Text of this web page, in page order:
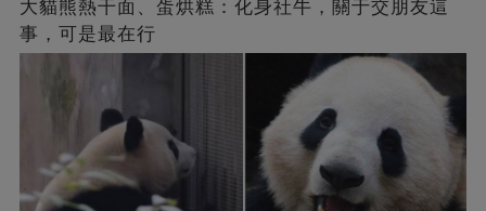
大貓熊熱干面、蛋烘糕：化身社牛，關于交朋友這
事，可是最在行